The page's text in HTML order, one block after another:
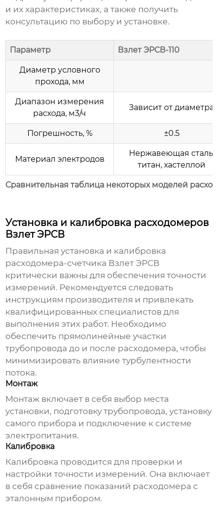
и их характеристиках, а также получить
консультацию по выбору и установке.
Сравнительная таблица некоторых моделей
Параметр Взлет ЭРСВ-110
Диаметр условного
прохода, мм
Диапазон измерения
расхода, м3/ч
Зависит от диаметра
Погрешность, % ±0.5
Материал электродов
Нержавеющая сталь,
титан, хастеллой
Установка и калибровка расходомеров
Взлет ЭРСВ
Правильная установка и калибровка
расходомера-счетчика Взлет ЭРСВ
критически важны для обеспечения точности
измерений. Рекомендуется следовать
инструкциям производителя и привлекать
квалифицированных специалистов для
выполнения этих работ. Необходимо
обеспечить прямолинейные участки
трубопровода до и после расходомера, чтобы
минимизировать влияние турбулентности
потока.
Монтаж
Монтаж включает в себя выбор места
установки, подготовку трубопровода, установку
самого прибора и подключение к системе
электропитания.
Калибровка
Калибровка проводится для проверки и
настройки точности измерений. Она включает
в себя сравнение показаний расходомера с
эталонным прибором.